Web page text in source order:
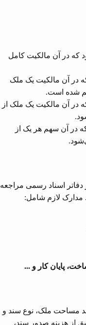
که در آن مالکیت کامل
در آن مالکیت یک ملک
شده است.
در آن مالکیت یک ملک از
در آن سهم هر یک از
دفاتر اسناد رسمی مراجعه
مدارک لازم شامل:
پایان کار و ...
مساحت ملک، نوع سند و
از هزینه صدور سند،